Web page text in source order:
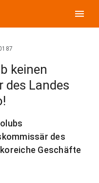
menu
keinen
Landes
des
Geschäfte